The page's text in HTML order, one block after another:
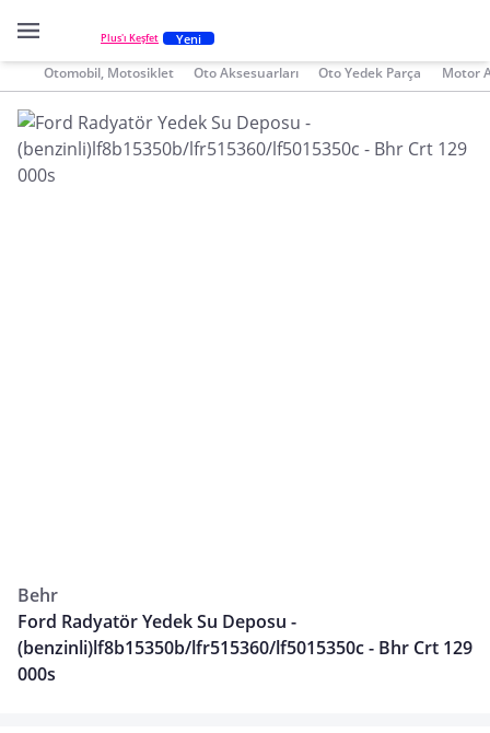
Plus'ı Keşfet Yeni
Otomobil, Motosiklet Oto Aksesuarları Oto Yedek Parça Motor
Behr
Ford Radyatör Yedek Su Deposu -
(benzinli)lf8b15350b/lfr515360/lf5015350c - Bhr Crt 129
000s